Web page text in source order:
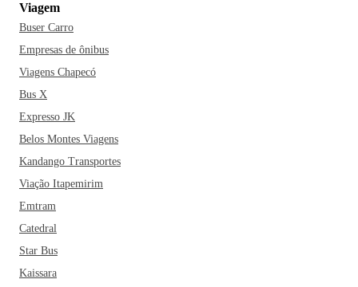
Viagem
Buser Carro
Empresas de ônibus
Viagens Chapecó
Bus X
Expresso JK
Belos Montes Viagens
Kandango Transportes
Viação Itapemirim
Emtram
Catedral
Star Bus
Kaissara